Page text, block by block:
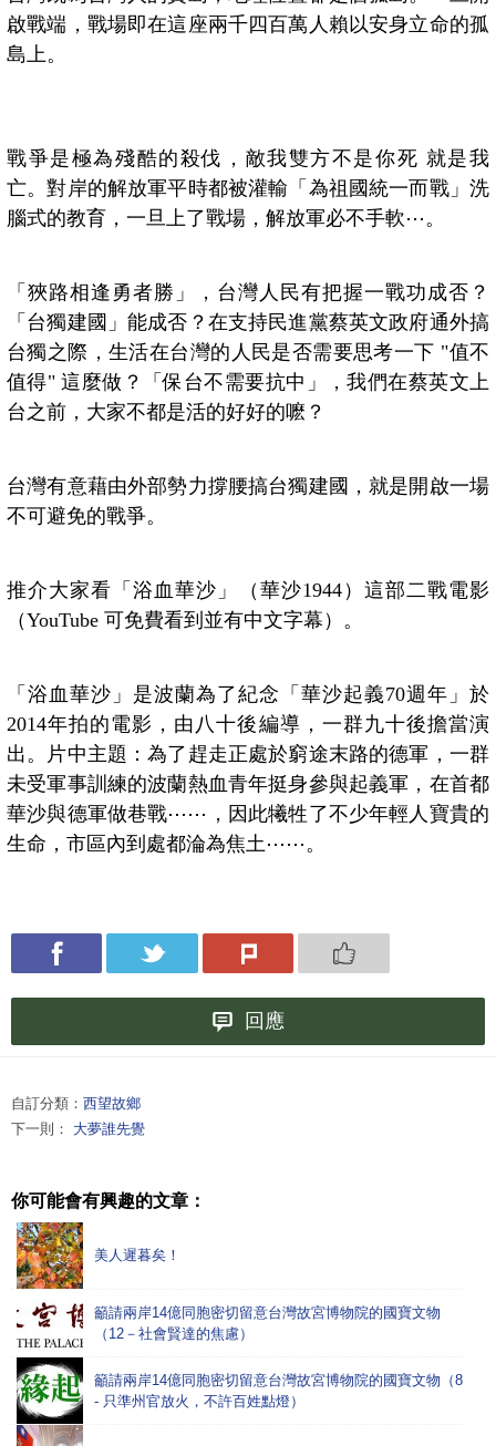
啟戰端，戰場即在這座兩千四百萬人賴以安身立命的孤
島上。
戰爭是極為殘酷的殺伐，敵我雙方不是你死 就是我
亡。對岸的解放軍平時都被灌輸「為祖國統一而戰」洗
腦式的教育，一旦上了戰場，解放軍必不手軟⋯。
「狹路相逢勇者勝」，台灣人民有把握一戰功成否？
「台獨建國」能成否？在支持民進黨蔡英文政府通外搞
台獨之際，生活在台灣的人民是否需要思考一下 "值不
值得" 這麼做？「保台不需要抗中」，我們在蔡英文上
台之前，大家不都是活的好好的嚒？
台灣有意藉由外部勢力撐腰搞台獨建國，就是開啟一場
不可避免的戰爭。
推介大家看「浴血華沙」（華沙1944）這部二戰電影
（YouTube 可免費看到並有中文字幕）。
「浴血華沙」是波蘭為了紀念「華沙起義70週年」於
2014年拍的電影，由八十後編導，一群九十後擔當演
出。片中主題：為了趕走正處於窮途末路的德軍，一群
未受軍事訓練的波蘭熱血青年挺身參與起義軍，在首都
華沙與德軍做巷戰⋯⋯，因此犧牲了不少年輕人寶貴的
生命，市區內到處都淪為焦土⋯⋯。
回應
自訂分類： 西望故鄉
下一則： 大夢誰先覺
你可能會有興趣的文章：
美人遲暮矣！
籲請兩岸14億同胞密切留意台灣故宮博物院的國寶文物
（12－社會賢達的焦慮）
籲請兩岸14億同胞密切留意台灣故宮博物院的國寶文物（8
- 只準州官放火，不許百姓點燈）